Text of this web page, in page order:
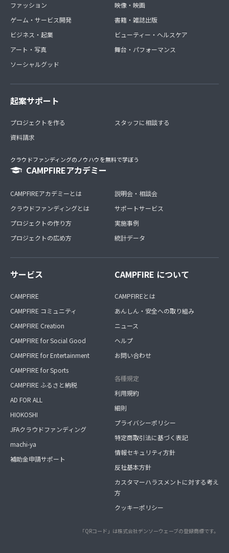
ファッション
ゲーム・サービス開発
ビジネス・起業
アート・写真
ソーシャルグッド
映像・映画
書籍・雑誌出版
ビューティー・ヘルスケア
舞台・パフォーマンス
起案サポート
プロジェクトを作る
資料請求
スタッフに相談する
クラウドファンディングのノウハウを無料で学ぼう
CAMPFIREアカデミー
CAMPFIREアカデミーとは
クラウドファンディングとは
プロジェクトの作り方
プロジェクトの広め方
説明会・相談会
サポートサービス
実施事例
統計データ
サービス
CAMPFIRE
CAMPFIRE コミュニティ
CAMPFIRE Creation
CAMPFIRE for Social Good
CAMPFIRE for Entertainment
CAMPFIRE for Sports
CAMPFIRE ふるさと納税
AD FOR ALL
HIOKOSHI
JFAクラウドファンディング
machi-ya
補助金申請サポート
CAMPFIRE について
CAMPFIREとは
あんしん・安全への取り組み
ニュース
ヘルプ
お問い合わせ
各種規定
利用規約
細則
プライバシーポリシー
特定商取引法に基づく表記
情報セキュリティ方針
反社基本方針
カスタマーハラスメントに対する考え
方
クッキーポリシー
「QRコード」は株式会社デンソーウェーブの登録商標です。